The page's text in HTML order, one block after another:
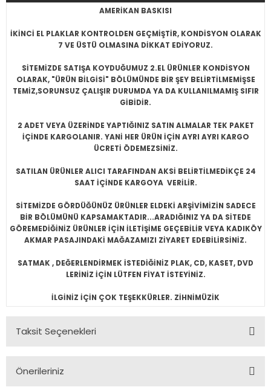
AMERİKAN BASKISI
İKİNCİ EL PLAKLAR KONTROLDEN GEÇMİŞTİR, KONDİSYON OLARAK
7 VE ÜSTÜ OLMASINA DİKKAT EDİYORUZ.
SİTEMİZDE SATIŞA KOYDUĞUMUZ 2.EL ÜRÜNLER KONDİSYON
OLARAK, "ÜRÜN BİLGİSİ" BÖLÜMÜNDE BİR ŞEY BELİRTİLMEMİŞSE
TEMİZ,SORUNSUZ ÇALIŞIR DURUMDA YA DA KULLANILMAMIŞ SIFIR
GİBİDİR.
2 ADET VEYA ÜZERİNDE YAPTIĞINIZ SATIN ALMALAR TEK PAKET
İÇİNDE KARGOLANIR. YANİ HER ÜRÜN İÇİN AYRI AYRI KARGO
ÜCRETİ ÖDEMEZSİNİZ.
SATILAN ÜRÜNLER ALICI TARAFINDAN AKSİ BELİRTİLMEDİKÇE 24
SAAT İÇİNDE KARGOYA VERİLİR.
SİTEMİZDE GÖRDÜĞÜNÜZ ÜRÜNLER ELDEKİ ARŞİVİMİZİN SADECE
BİR BÖLÜMÜNÜ KAPSAMAKTADIR...ARADIĞINIZ YA DA SİTEDE
GÖREMEDİĞİNİZ ÜRÜNLER İÇİN İLETİŞİME GEÇEBİLİR VEYA KADIKÖY
AKMAR PASAJINDAKİ MAĞAZAMIZI ZİYARET EDEBİLİRSİNİZ.
SATMAK , DEĞERLENDİRMEK İSTEDİĞİNİZ PLAK, CD, KASET, DVD
LERİNİZ İÇİN LÜTFEN FİYAT İSTEYİNİZ.
İLGİNİZ İÇİN ÇOK TEŞEKKÜRLER. ZİHNİMÜZİK
Taksit Seçenekleri
Önerileriniz